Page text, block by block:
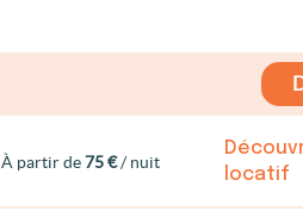
À partir de75 €/ nuit
locatif